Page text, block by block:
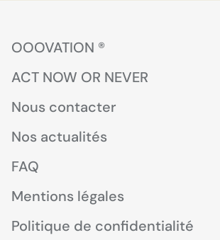
OOOVATION ®
ACT NOW OR NEVER
Nous contacter
Nos actualités
FAQ
Mentions légales
Politique de confidentialité